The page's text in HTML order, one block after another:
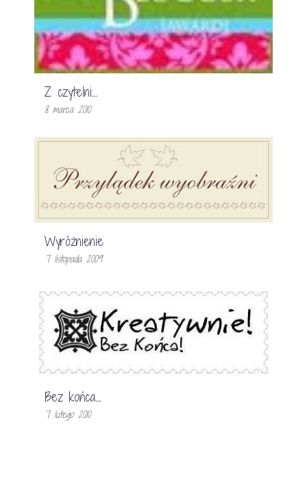
Z czytelni…
8 marca 2010
Wyróżnienie
7 listopada 2009
Bez końca…
7 lutego 2010